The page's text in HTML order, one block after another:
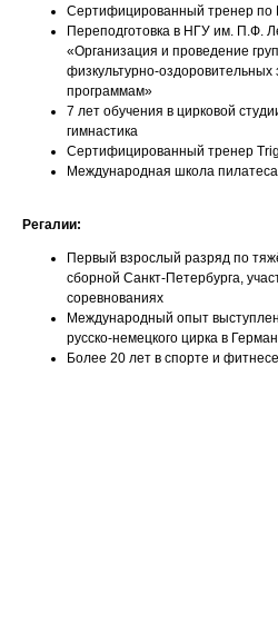
Сертифицированный тренер по
Переподготовка в НГУ им. П.Ф.
«Организация и проведение
физкультурно-
программам»
7 лет обучения в цирковой
гимнастика
Сертифицированный тренер
Международная школа
Регалии:
Первый взрослый разряд по
сборной Санкт-Петербурга,
соревнованиях
Международный опыт
русско-немецкого цирка в
Более 20 лет в спорте и фитнесе